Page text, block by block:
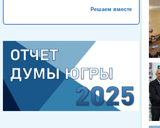
Решаем вместе